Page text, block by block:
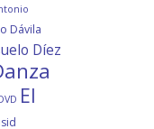
Dávila
Díez
El